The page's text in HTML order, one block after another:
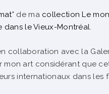
" de ma collection Le
le Vieux-Montréal.
collaboration avec la
art considérant que
internationaux dans les